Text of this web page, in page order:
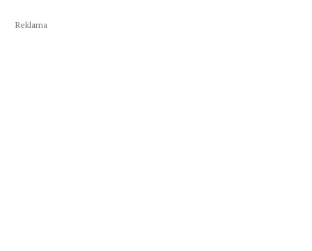
Reklama